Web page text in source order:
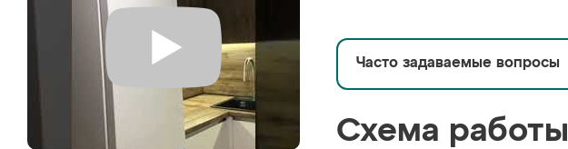
Часто задаваемые вопросы
Схема работы